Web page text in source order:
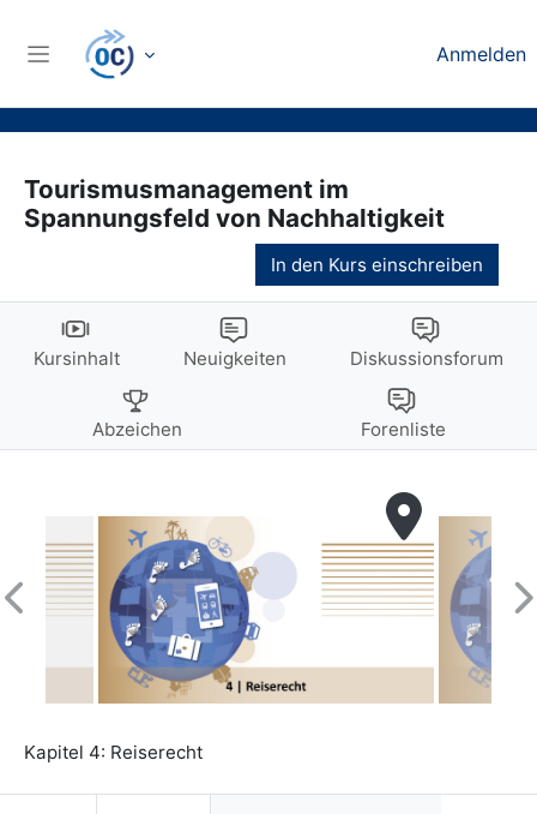
Website-Übersicht
Anmelden
Tourismusmanagement im
Spannungsfeld von Nachhaltigkeit
In den Kurs einschreiben
Kursinhalt Neuigkeiten Diskussionsforum
Abzeichen Forenliste
Kapitel 4: Reiserecht